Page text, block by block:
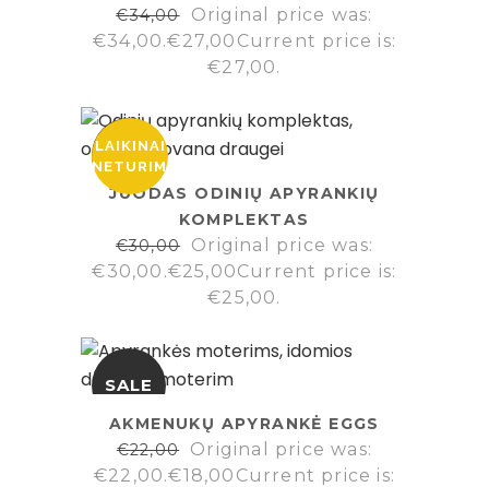
€34,00
Original price was:
€34,00.€27,00 Current price is:
€27,00.
SALE
LAIKINAI
NETURIME
JUODAS ODINIŲ APYRANKIŲ
KOMPLEKTAS
€30,00
Original price was:
€30,00.€25,00Current price is:
€25,00.
SALE
AKMENUKŲ APYRANKĖ EGGS
€22,00
Original price was:
€22,00.€18,00 Current price is: